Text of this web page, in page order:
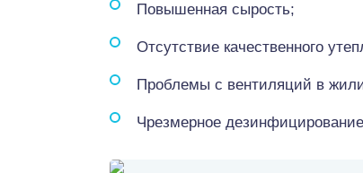
Повышенная сырость;
Отсутствие качественного
Проблемы с вентиляций в
Чрезмерное